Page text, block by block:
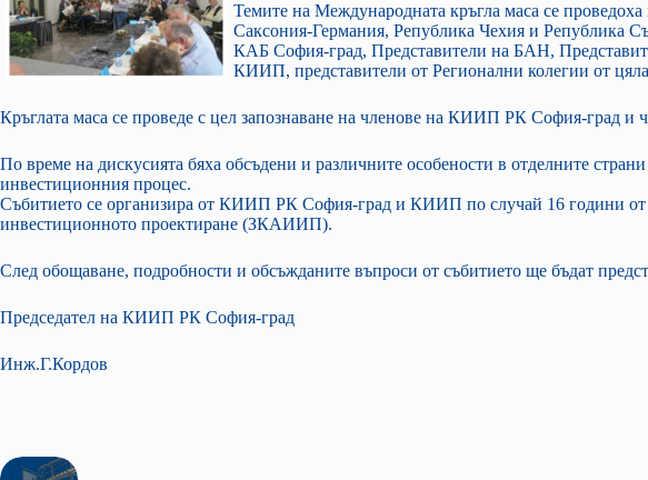
Темите на Международната кръгла маса се
Саксония-Германия, Република Чехия и Република
КАБ София-град, Представители на БАН,
КИИП, представители от Регионални колегии от
Кръглата маса се проведе с цел запознаване на членове на КИИП РК София-град
По време на дискусията бяха обсъдени и различните особености в отделните
инвестиционния процес.
Събитието се организира от КИИП РК София-град и КИИП по случай 16 години от
инвестиционното проектиране (ЗКАИИП).
След обощаване, подробности и обсъжданите въпроси от събитието ще бъдат
Председател на КИИП РК София-град
Инж.Г.Кордов